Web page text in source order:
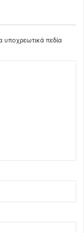
υποχρεωτικά πεδία